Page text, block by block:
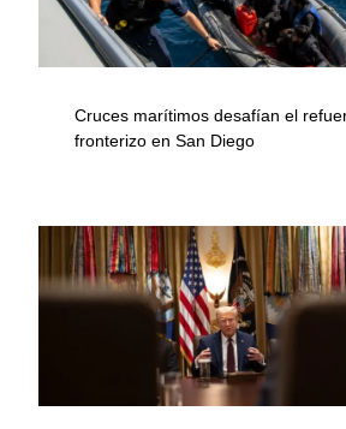
Cruces marítimos desafían el
fronterizo en San Diego